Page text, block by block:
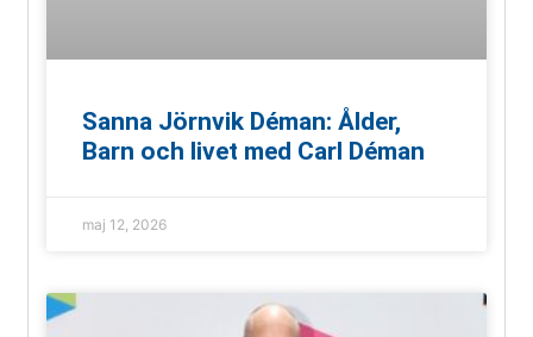
Sanna Jörnvik Déman: Ålder,
Barn och livet med Carl Déman
maj 12, 2026